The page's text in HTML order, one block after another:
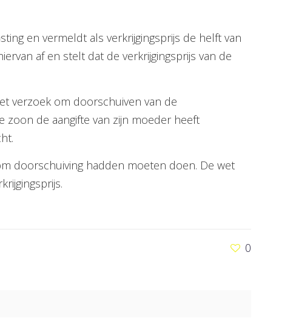
en vermeldt als verkrijgingsprijs de helft van
af en stelt dat de verkrijgingsprijs van de
verzoek om doorschuiven van de
zoon de aangifte van zijn moeder heeft
doorschuiving hadden moeten doen. De wet
0